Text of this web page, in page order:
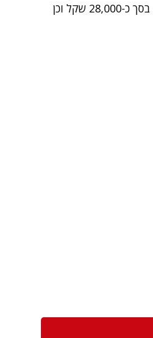
לפצותו ב-119,100 שקל. עוד נקבע שעל הגן לשלם לתובע שכ"ט עו"ד בסך כ-28,000 שקל וכן